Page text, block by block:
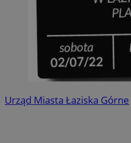
Urząd Miasta Łaziska Górne